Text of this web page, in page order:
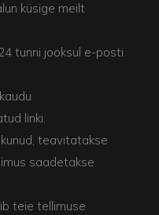
küsige meilt
tunni jooksul e-posti
linki.
teavitatakse
saadetakse
teie tellimuse